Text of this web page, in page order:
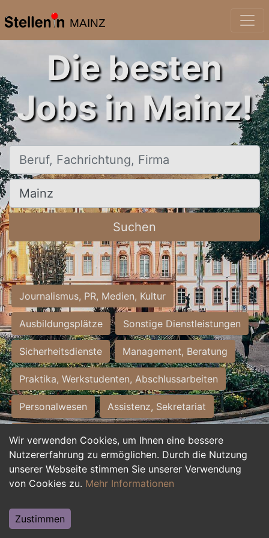
MAINZ
Wir verwenden Cookies, um Ihnen eine bessere
Nutzererfahrung zu ermöglichen. Durch die Nutzung
unserer Webseite stimmen Sie unserer Verwendung
von Cookies zu. Mehr Informationen
Zustimmen
Die besten
Jobs in Mainz!
Beruf, Fachrichtung, Firma
Ort, Stadt
Suchen
Journalismus, PR, Medien, Kultur
Ausbildungsplätze Sonstige Dienstleistungen
Sicherheitsdienste Management, Beratung
Praktika, Werkstudenten, Abschlussarbeiten
Personalwesen Assistenz, Sekretariat
Hilfskräfte, Aushilfs- und Nebenjobs
Einkauf, Logistik, Materialwirtschaft
Weiterbildung, Studium, duale Ausbildung
Tourismus